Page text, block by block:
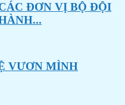
ĐƠN VỊ BỘ ĐỘI
VƯƠN MÌNH